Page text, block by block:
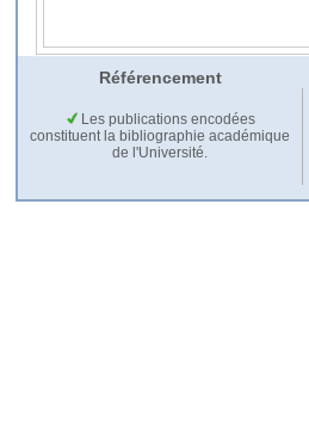
Référencement
Les publications encodées
constituent la bibliographie académique
de l'Université.